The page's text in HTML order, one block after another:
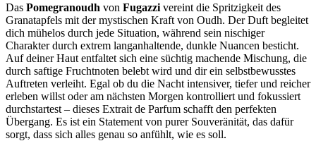
Das Pomegranoudh von Fugazzi vereint die Spritzigkeit des
Granatapfels mit der mystischen Kraft von Oudh. Der Duft begleitet
dich mühelos durch jede Situation, während sein nischiger
Charakter durch extrem langanhaltende, dunkle Nuancen besticht.
Auf deiner Haut entfaltet sich eine süchtig machende Mischung, die
durch saftige Fruchtnoten belebt wird und dir ein selbstbewusstes
Auftreten verleiht. Egal ob du die Nacht intensiver, tiefer und reicher
erleben willst oder am nächsten Morgen kontrolliert und fokussiert
durchstartest – dieses Extrait de Parfum schafft den perfekten
Übergang. Es ist ein Statement von purer Souveränität, das dafür
sorgt, dass sich alles genau so anfühlt, wie es soll.